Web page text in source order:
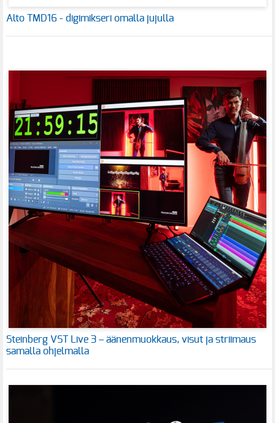
Alto TMD16 - digimikseri omalla jujulla
Steinberg VST Live 3 – äänenmuokkaus, visut ja striimaus
samalla ohjelmalla